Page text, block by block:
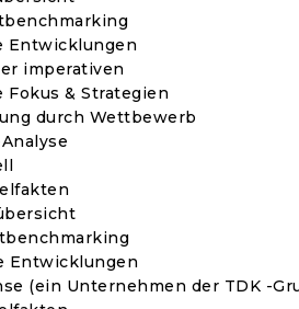
Entwicklungen
imperativen
Fokus & Strategien
durch Wettbewerb
Entwicklungen
(ein Unternehmen der TDK -